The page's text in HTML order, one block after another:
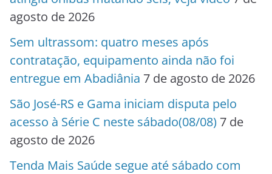
agosto de 2026
Sem ultrassom: quatro meses após
contratação, equipamento ainda não foi
entregue em Abadiânia 7 de agosto de 2026
São José-RS e Gama iniciam disputa pelo
acesso à Série C neste sábado(08/08) 7 de
agosto de 2026
Tenda Mais Saúde segue até sábado com